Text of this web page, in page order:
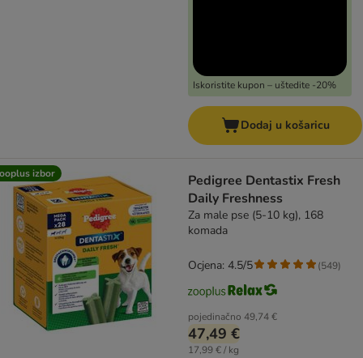
Iskoristite kupon – uštedite -20%
Dodaj u košaricu
izbor
Pedigree Dentastix Fresh
Daily Freshness
Za male pse (5-10 kg), 168
komada
pojedinačno 49,74 €
47,49 €
17,99 € / kg
Ocjena: 4.5/5 (549)